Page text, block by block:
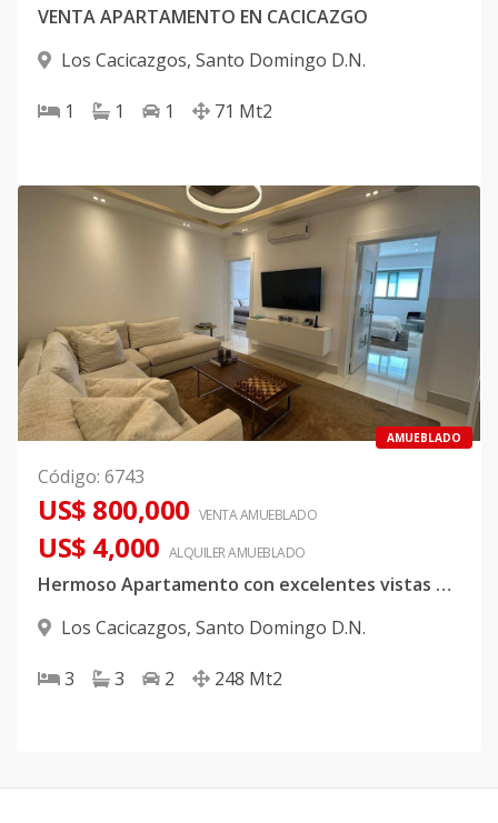
VENTA APARTAMENTO EN CACICAZGO
Los Cacicazgos, Santo Domingo D.N.
1 1 1 71 Mt2
AMUEBLADO
Código: 6743
US$ 800,000 VENTA AMUEBLADO
US$ 4,000 ALQUILERAMUEBLADO
Hermoso Apartamento con excelentes vistas en venta o alquiler en Los Cacicazgos
Los Cacicazgos, Santo Domingo D.N.
3 3 2 248 Mt2